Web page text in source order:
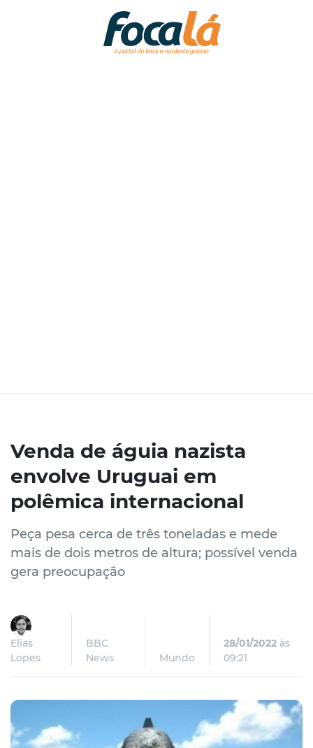
Venda de águia nazista
envolve Uruguai em
polêmica internacional
Peça pesa cerca de três toneladas e mede
mais de dois metros de altura; possível venda
gera preocupação
Elias
Lopes
BBC
News
Mundo
28/01/2022 às
09:21